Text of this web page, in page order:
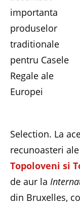
Selection. La
recunoasteri
Topoloveni si
de aur la
din Bruxelles,